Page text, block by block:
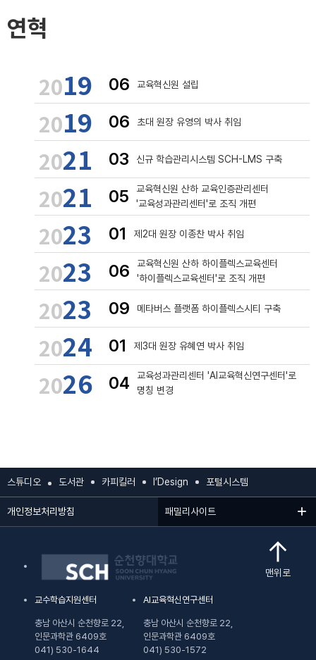
연혁
2019 06 교육혁신원 설립
2019 06 초대 원장 유영의 박사 취임
2021 03 신규 학습관리시스템 SCH-LMS 구축
2021 05
교육혁신원 산하 교육인증관리센터
'교육성과관리센터'로 조직 개편
2023 01 제2대 원장 이종찬 박사 취임
2023 06
교육혁신원 산하 하이플렉스교육센터
'하이플렉스교육센터'로 조직 개편
2023 09 메타버스 플랫폼 하이플렉스시티 구축
2024 01 제3대 원장 유혜연 박사 취임
2026 04
교육성과관리센터 'AI교육혁신연구센터'로
명칭 변경
스튜디오 도서관 카피킬러 I’Design 포털시스템
개인정보처리방침 패밀리사이트
교수학습지원센터
충남 아산시 순천향로 22,
인문과학관 6409호
041) 530-1644
AI교육혁신연구센터
충남 아산시 순천향로 22,
인문과학관 6409호
041) 530-1572
맨위로